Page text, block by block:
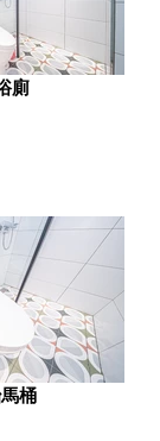
廁
桶